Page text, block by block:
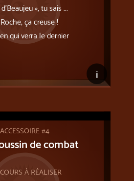
», tu sais ...
ça creuse !
qui verra le dernier
i
ACCESSOIRE #4
de combat
À RÉALISER